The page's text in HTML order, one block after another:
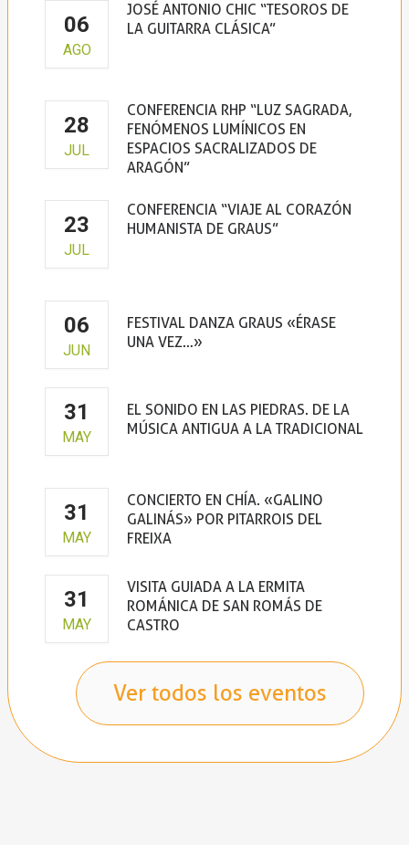
06
AGO
JOSÉ ANTONIO CHIC “TESOROS DE
LA GUITARRA CLÁSICA”
28
JUL
CONFERENCIA RHP “LUZ SAGRADA,
FENÓMENOS LUMÍNICOS EN
ESPACIOS SACRALIZADOS DE
ARAGÓN”
23
JUL
CONFERENCIA “VIAJE AL CORAZÓN
HUMANISTA DE GRAUS”
06
JUN
FESTIVAL DANZA GRAUS «ÉRASE
UNA VEZ…»
31
MAY
EL SONIDO EN LAS PIEDRAS. DE LA
MÚSICA ANTIGUA A LA TRADICIONAL
31
MAY
CONCIERTO EN CHÍA. «GALINO
GALINÁS» POR PITARROIS DEL
FREIXA
31
MAY
VISITA GUIADA A LA ERMITA
ROMÁNICA DE SAN ROMÁS DE
CASTRO
Ver todos los eventos